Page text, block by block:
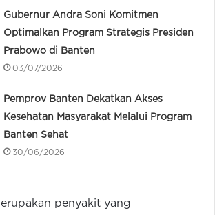
Gubernur Andra Soni Komitmen
Optimalkan Program Strategis Presiden
Prabowo di Banten
03/07/2026
Pemprov Banten Dekatkan Akses
Kesehatan Masyarakat Melalui Program
Banten Sehat
30/06/2026
penyakit yang